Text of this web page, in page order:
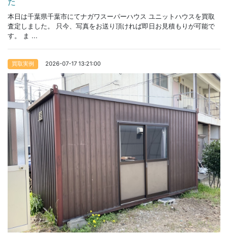
本日は千葉県千葉市にてナガワスーパーハウス ユニットハウスを買取
査定しました。 只今、写真をお送り頂ければ即日お見積もりが可能で
す。 ま ...
買取実例 2026-07-17 13:21:00